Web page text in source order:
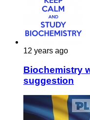
12 years ago
Biochemistry
suggestion